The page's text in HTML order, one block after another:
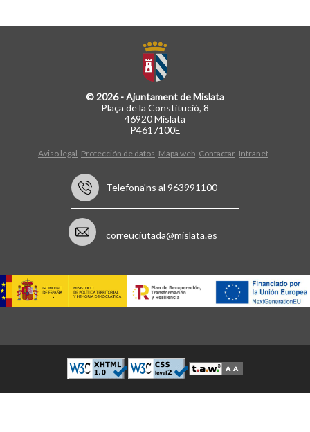
© 2026 - Ajuntament de Mislata
Plaça de la Constitució, 8
46920 Mislata
P4617100E
Aviso legal Protección de datos Mapa web Contactar Intranet
Telefona'ns al 963991100
correuciutada@mislata.es